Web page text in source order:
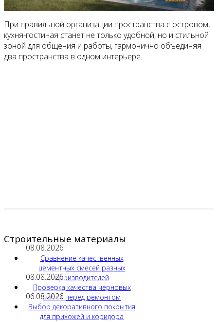
При правильной организации пространства с островом,
кухня-гостиная станет не только удобной, но и стильной
зоной для общения и работы, гармонично объединяя
два пространства в одном интерьере.
Строительные материалы
08.08.2026
Сравнение качественных
цементных смесей разных
производителей
08.08.2026
Проверка качества черновых
работ перед ремонтом
06.08.2026
Выбор декоративного покрытия
для прихожей и коридора